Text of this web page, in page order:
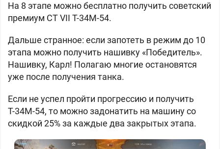
На 8 этапе можно бесплатно получить советский
премиум СТ VII Т-34М-54.
Дальше странное: если запотеть в режим до 10
этапа можно получить нашивку «Победитель».
Нашивку, Карл! Полагаю многие остановятся
уже после получения танка.
Если не успел пройти прогрессию и получить
Т-34М-54, то можно задонатить на машину со
скидкой 25% за каждые два закрытых этапа.